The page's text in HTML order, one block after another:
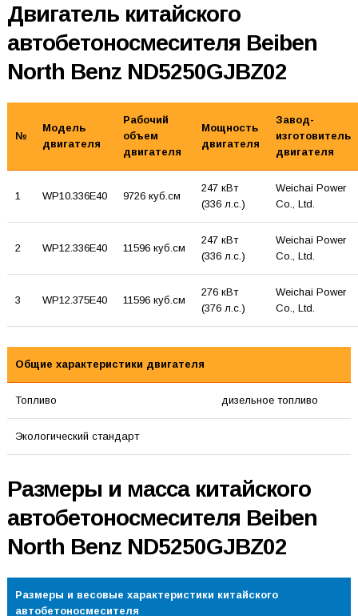
Двигатель китайского
автобетоносмесителя Beiben
North Benz ND5250GJBZ02
№
Модель
двигателя
Рабочий
объем
двигателя
Мощность
двигателя
Завод-
изготовитель
двигателя
1 WP10.336E40 9726 куб.см
247 кВт
(336 л.с.)
Weichai Power
Co., Ltd.
2 WP12.336E40 11596 куб.см
247 кВт
(336 л.с.)
Weichai Power
Co., Ltd.
3 WP12.375E40 11596 куб.см
276 кВт
(376 л.с.)
Weichai Power
Co., Ltd.
Общие характеристики двигателя
Топливо дизельное топливо
Экологический стандарт
Размеры и масса китайского
автобетоносмесителя Beiben
North Benz ND5250GJBZ02
Размеры и весовые характеристики китайского
автобетоносмесителя